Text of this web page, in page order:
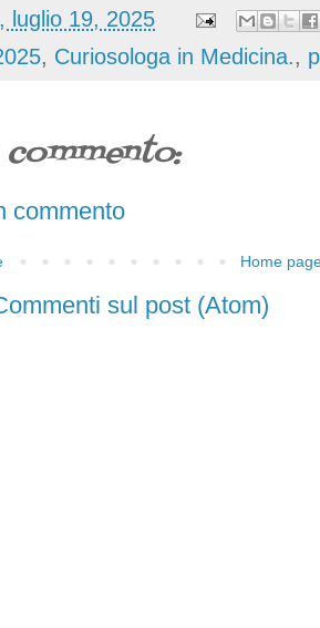
luglio 19, 2025
, Curiosologa in Medicina.,
commento
Home
sul post (Atom)